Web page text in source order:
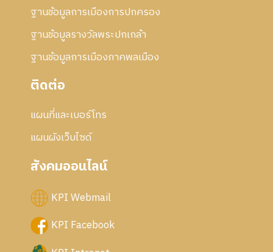
ฐานข้อมูลการเมืองการปกครอง
ฐานข้อมูลรางวัลพระปกเกล้า
ฐานข้อมูลการเมืองภาคพลเมือง
ติดต่อ
แผนที่และเบอร์โทร
แผนผังเว็บไซด์
สังคมออนไลน์
KPI Webmail
KPI Facebook